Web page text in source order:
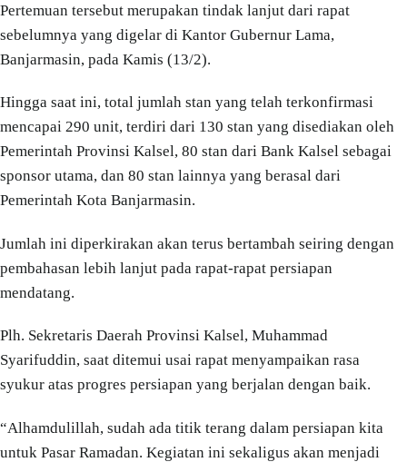
Pertemuan tersebut merupakan tindak lanjut dari rapat
sebelumnya yang digelar di Kantor Gubernur Lama,
Banjarmasin, pada Kamis (13/2).
Hingga saat ini, total jumlah stan yang telah terkonfirmasi
mencapai 290 unit, terdiri dari 130 stan yang disediakan oleh
Pemerintah Provinsi Kalsel, 80 stan dari Bank Kalsel sebagai
sponsor utama, dan 80 stan lainnya yang berasal dari
Pemerintah Kota Banjarmasin.
Jumlah ini diperkirakan akan terus bertambah seiring dengan
pembahasan lebih lanjut pada rapat-rapat persiapan
mendatang.
Plh. Sekretaris Daerah Provinsi Kalsel, Muhammad
Syarifuddin, saat ditemui usai rapat menyampaikan rasa
syukur atas progres persiapan yang berjalan dengan baik.
“Alhamdulillah, sudah ada titik terang dalam persiapan kita
untuk Pasar Ramadan. Kegiatan ini sekaligus akan menjadi